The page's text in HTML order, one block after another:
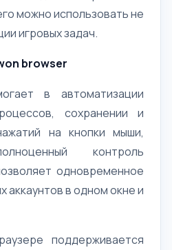
можно использовать не
игровых задач.
browser
в автоматизации
сохранении и
на кнопки мыши,
контроль
одновременное
аккаунтов в одном окне и
поддерживается